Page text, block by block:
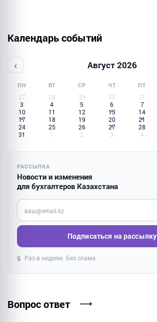
Календарь событий
‹ Август 2026
ПН ВТ СР ЧТ ПТ
27 28 29 30 31
3
4 5 6 7
10
11 12 13 14
17
18 19 20 21
24
25 26 27 28
31
1 2 3 4
РАССЫЛКА
Новости и изменения
для бухгалтеров Казахстана
Введите ваш e-mail
Подписаться на рассылку
🔒 Раз в неделю. Без спама.
Вопрос ответ